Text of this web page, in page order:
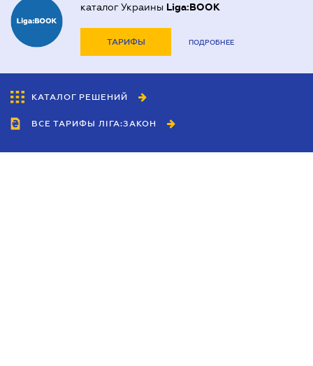
каталог Украины Liga:BOOK
ТАРИФЫ ПОДРОБНЕЕ
КАТАЛОГ РЕШЕНИЙ
ВСЕ ТАРИФЫ ЛІГА:ЗАКОН